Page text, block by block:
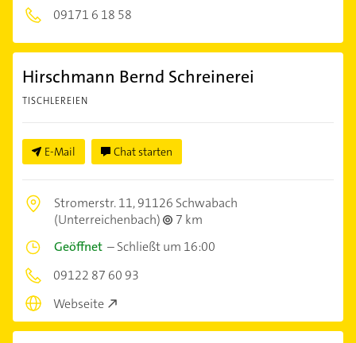
09171 6 18 58
Hirschmann Bernd Schreinerei
TISCHLEREIEN
E-Mail Chat starten
Stromerstr. 11,91126 Schwabach
(Unterreichenbach)
7 km
Geöffnet –Schließt um 16:00
09122 87 60 93
Webseite